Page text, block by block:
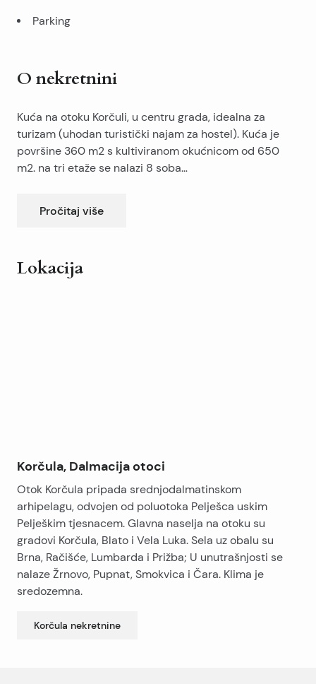
Parking
O nekretnini
Kuća na otoku Korčuli, u centru grada, idealna za
turizam (uhodan turistički najam za hostel). Kuća je
površine 360 m2 s kultiviranom okućnicom od 650
m2. na tri etaže se nalazi 8 soba
kuća je potpuno namještena, sve sobe su
je bazen. kuća se nalazi u blizini šetnice i mora.
Pročitaj više
Lokacija
Korčula, Dalmacija otoci
Otok Korčula pripada srednjodalmatinskom
arhipelagu, odvojen od poluotoka Pelješca uskim
Pelješkim tjesnacem. Glavna naselja na otoku su
gradovi Korčula, Blato i Vela Luka. Sela uz obalu su
Brna, Račišće, Lumbarda i Prižba; U unutrašnjosti se
nalaze Žrnovo, Pupnat, Smokvica i Čara. Klima je
sredozemna.
Korčula nekretnine